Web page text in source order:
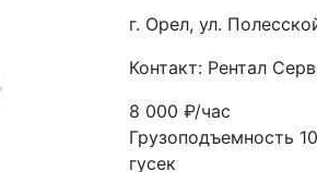
г. Орел, ул.
Контакт: Рентал
8 000₽/час
Грузоподъемность
гусек